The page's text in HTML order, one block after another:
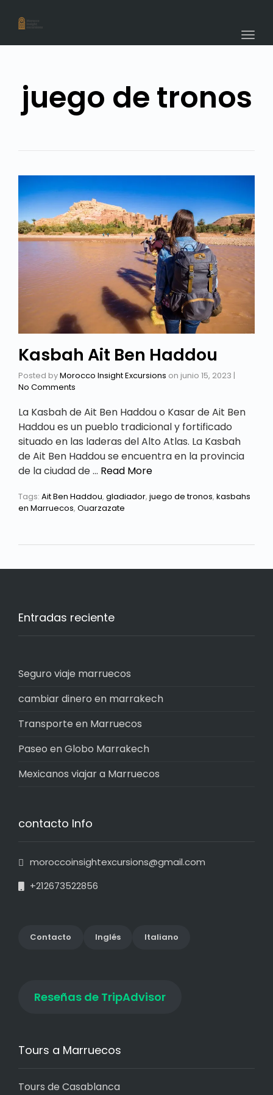
juego de tronos
Kasbah Ait Ben Haddou
Posted byMorocco Insight Excursions on junio 15, 2023 |
No Comments
La Kasbah de Ait Ben Haddou o Kasar de Ait Ben
Haddou es un pueblo tradicional y fortificado
situado en las laderas del Alto Atlas. La Kasbah
de Ait Ben Haddou se encuentra en la provincia
de la ciudad de … Read More
Tags: Ait Ben Haddou, gladiador, juego de tronos, kasbahs
en Marruecos, Ouarzazate
Entradas reciente
Seguro viaje marruecos
cambiar dinero en marrakech
Transporte en Marruecos
Paseo en Globo Marrakech
Mexicanos viajar a Marruecos
contacto Info
moroccoinsightexcursions@gmail.com
+212673522856
Contacto Inglés Italiano
Reseñas de TripAdvisor
Tours a Marruecos
Tours de Casablanca